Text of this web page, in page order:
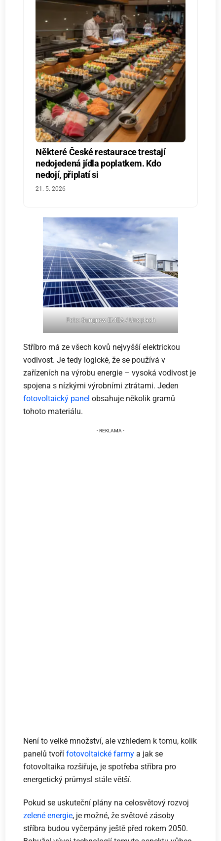
Některé České restaurace trestají
nedojedená jídla poplatkem. Kdo
nedojí, připlatí si
21. 5. 2026
Foto: Sungrow EMEA / Unsplash
Stříbro má ze všech kovů nejvyšší elektrickou
vodivost. Je tedy logické, že se používá v
zařízeních na výrobu energie – vysoká vodivost je
spojena s nízkými výrobními ztrátami. Jeden
fotovoltaický panel obsahuje několik gramů
tohoto materiálu.
Není to velké množství, ale vzhledem k tomu, kolik
panelů tvořífotovoltaické farmy a jak se
fotovoltaika rozšiřuje, je spotřeba stříbra pro
energetický průmysl stále větší.
Pokud se uskuteční plány na celosvětový rozvoj
zelené energie, je možné, že světové zásoby
stříbra budou vyčerpány ještě před rokem 2050.